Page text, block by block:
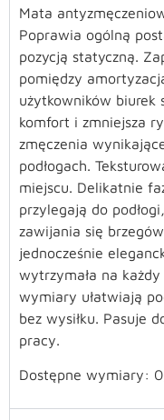
Mata
Poprawia ogólną
pozycją statyczną.
pomiędzy
użytkowników biurek
komfort i zmniejsza
zmęczenia
podłogach.
miejscu. Delikatnie
przylegają do
zawijania się
jednocześnie
wytrzymała na
wymiary ułatwiają
bez wysiłku. Pasuje
pracy.
Dostępne wymiary: